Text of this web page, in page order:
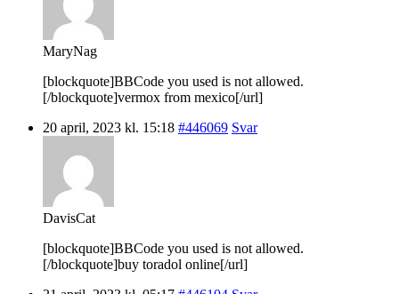
MaryNag
[blockquote]BBCode you used is not allowed.
[/blockquote]vermox from mexico[/url]
20 april, 2023 kl. 15:18 #446069 Svar
DavisCat
[blockquote]BBCode you used is not allowed.
[/blockquote]buy toradol online[/url]